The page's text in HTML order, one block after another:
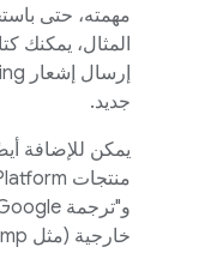
مهمته، حتى
المثال، يمكنك
إرسال إشعار
جديد.
خارجية (مثل Mailchimp وBit.ly).